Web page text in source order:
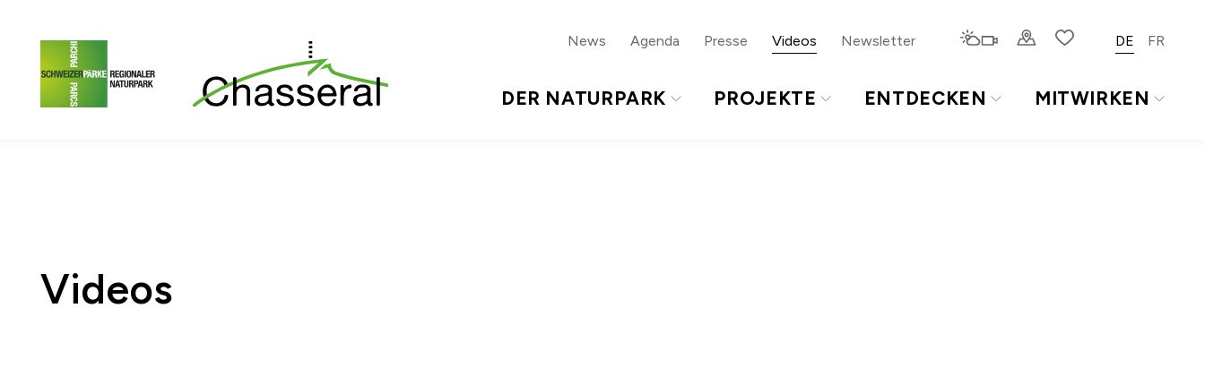
News Agenda Presse Videos Newsletter DE FR
DER NATURPARK PROJEKTE ENTDECKEN MITWIRKEN
Videos